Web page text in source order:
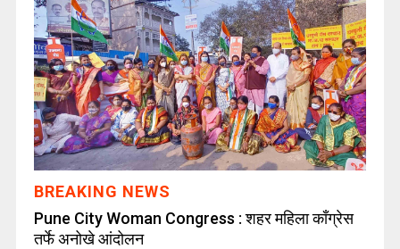
BREAKING NEWS
Pune City Woman Congress : शहर महिला काँग्रेस
तर्फे अनोखे आंदोलन